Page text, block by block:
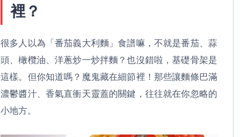
裡？
很多人以為「番茄義大利麵」食譜嘛，不就是番茄、蒜
頭、橄欖油、洋蔥炒一炒拌麵？也沒錯啦，基礎骨架是
這樣。但你知道嗎？魔鬼藏在細節裡！那些讓麵條巴滿
濃鬱醬汁、香氣直衝天靈蓋的關鍵，往往就在你忽略的
小地方。